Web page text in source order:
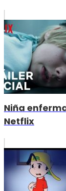
Niña
Netflix